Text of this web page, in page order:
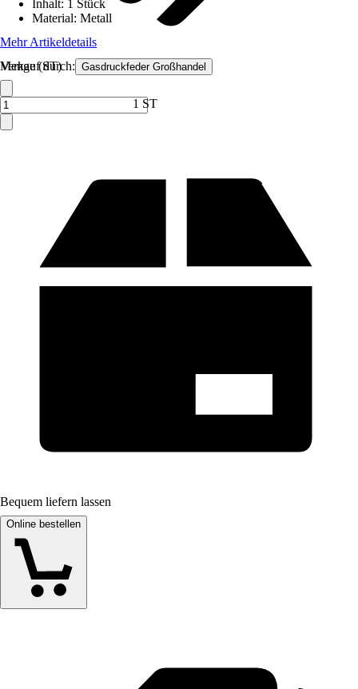
Verkauf durch: Gasdruckfeder Großhandel
Inhalt: 1 Stück
Material: Metall
Mehr Artikeldetails
Menge (ST)
1 ST
Bequem liefern lassen
Online bestellen